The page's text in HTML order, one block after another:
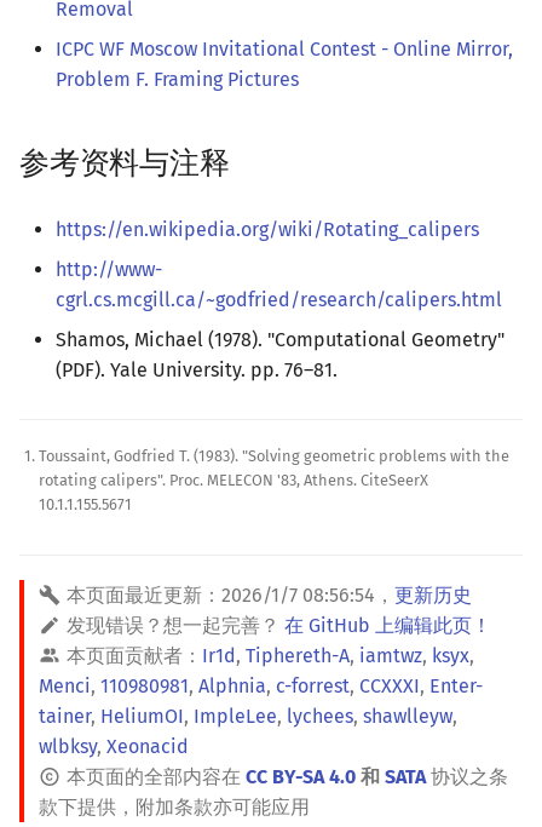
Removal
ICPC WF Moscow Invitational Contest - Online Mirror,
Problem F. Framing Pictures
参考资料与注释
https://en.wikipedia.org/wiki/Rotating_calipers
http://www-
cgrl.cs.mcgill.ca/~godfried/research/calipers.html
Shamos, Michael (1978). "Computational Geometry"
(PDF). Yale University. pp. 76–81.
Toussaint, Godfried T. (1983). "Solving geometric problems with the
rotating calipers". Proc. MELECON '83, Athens. CiteSeerX
10.1.1.155.5671
本页面最近更新： 2026/1/7 08:56:54 ， 更新历史
发现错误？想一起完善？ 在 GitHub 上编辑此页！
本页面贡献者： Ir1d, Tiphereth-A, iamtwz, ksyx,
Menci, 110980981, Alphnia, c-forrest, CCXXXI, Enter-
tainer, HeliumOI, ImpleLee, lychees, shawlleyw,
wlbksy, Xeonacid
本页面的全部内容在 CC BY-SA 4.0 和 SATA协议之条
款下提供，附加条款亦可能应用